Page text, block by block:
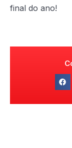
final do ano!